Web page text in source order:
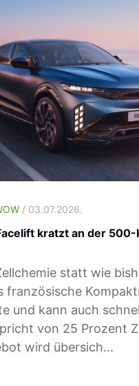
/ 03.07.2026.
kratzt an der
statt wie
französische
und kann auch
von 25 Prozent
wird übersich...